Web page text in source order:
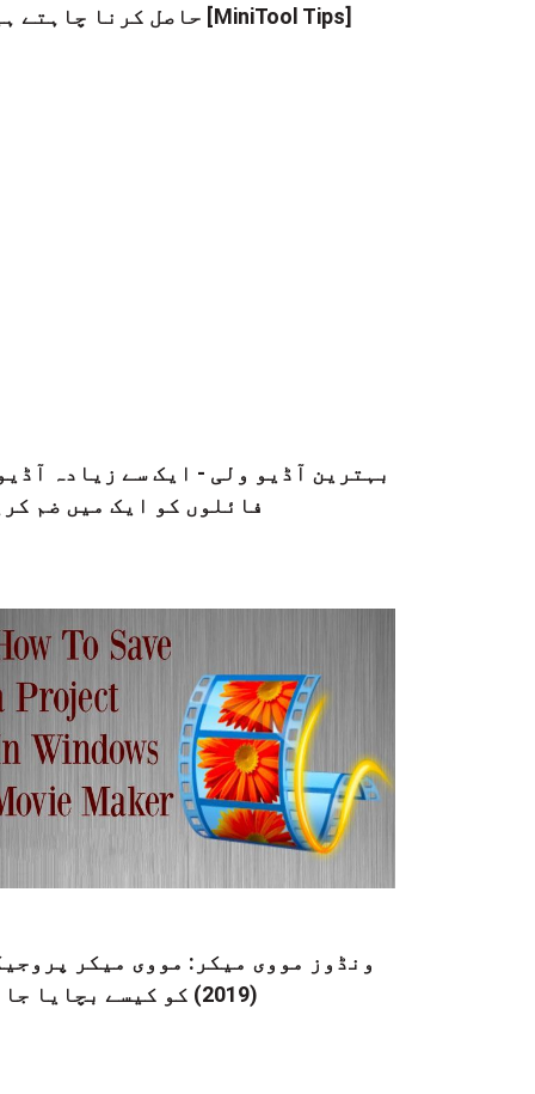
حاصل کرنا چاہتے ہیں [MiniTool Tips]
فائلوں کو ایک میں ضم
ونڈوز مووی میکر: مووی میکر
(2019) کو کیسے بچایا جائے